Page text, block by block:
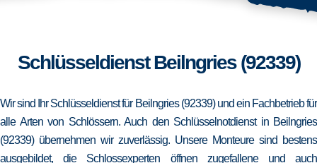
Schlüsseldienst Beilngries (92339)
Wir sind Ihr Schlüsseldienst für Beilngries (92339) und ein Fachbetrieb für
alle Arten von Schlössern. Auch den Schlüsselnotdienst in Beilngries
(92339) übernehmen wir zuverlässig. Unsere Monteure sind bestens
ausgebildet, die Schlossexperten öffnen zugefallene und auch